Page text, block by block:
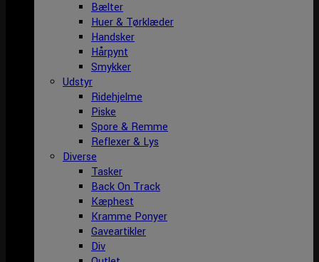
Bælter
Huer & Tørklæder
Handsker
Hårpynt
Smykker
Udstyr
Ridehjelme
Piske
Spore & Remme
Reflexer & Lys
Diverse
Tasker
Back On Track
Kæphest
Kramme Ponyer
Gaveartikler
Div